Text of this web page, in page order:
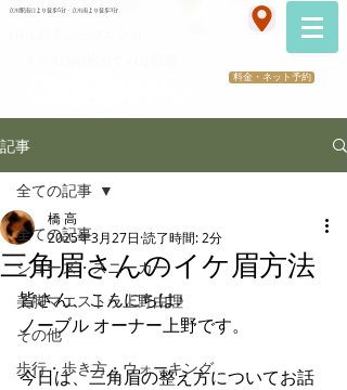
立川駅南口より徒歩5分・立川南より徒歩3分
料金・ネット予約
記事
全ての記事
シューズ・スニーカー
美脚マエストラ上野由理
その他
歩行・歩き方・ウォーキング
全ての記事
三角眉さんのイケ眉方法
橋 高
2025年3月27日 読了時間: 2分
皆さん、こんにちは♪
ノーブル オーナー上野です。
今日は、三角眉の整え方についてお話